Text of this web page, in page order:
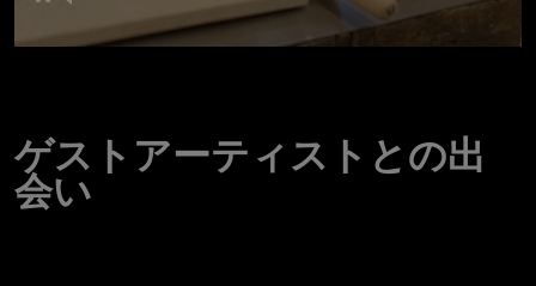
ゲストアーティストとの出
会い